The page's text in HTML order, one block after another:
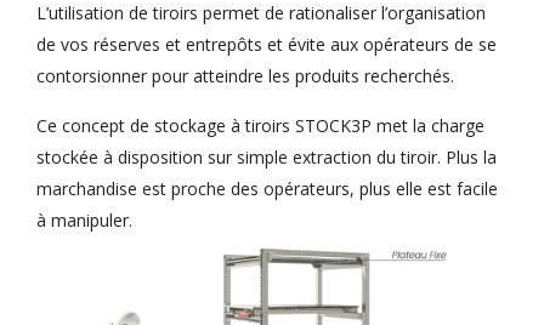
L’utilisation de tiroirs permet de rationaliser l’organisation
de vos réserves et entrepôts et évite aux opérateurs de se
contorsionner pour atteindre les produits recherchés.
Ce concept de stockage à tiroirs STOCK3P met la charge
stockée à disposition sur simple extraction du tiroir. Plus la
marchandise est proche des opérateurs, plus elle est facile
à manipuler.